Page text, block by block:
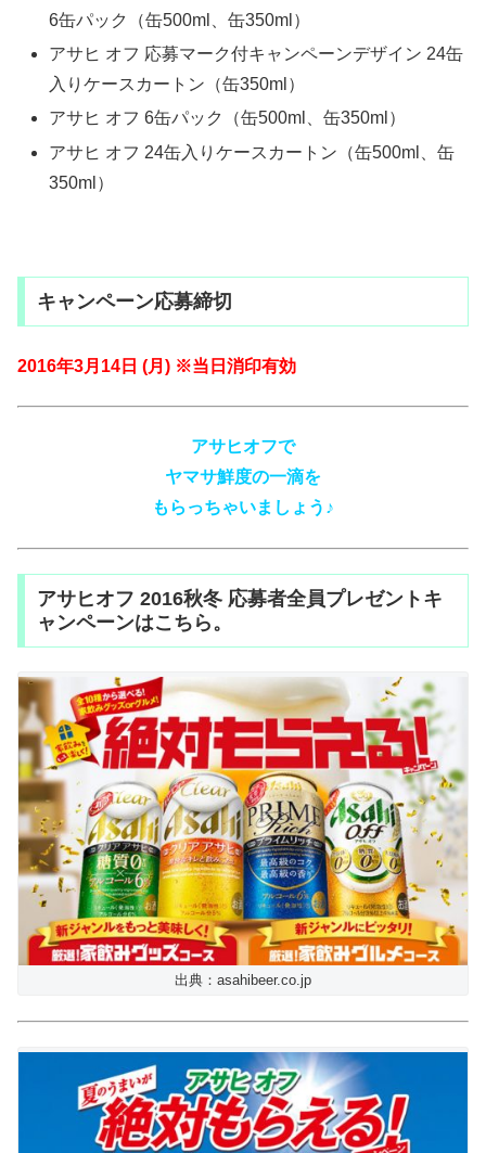
6缶パック（缶500ml、缶350ml）
アサヒ オフ 応募マーク付キャンペーンデザイン 24缶
入りケースカートン（缶350ml）
アサヒ オフ 6缶パック（缶500ml、缶350ml）
アサヒ オフ 24缶入りケースカートン（缶500ml、缶
350ml）
キャンペーン応募締切
2016年3月14日 (月) ※当日消印有効
アサヒオフで
ヤマサ鮮度の一滴を
もらっちゃいましょう♪
アサヒオフ 2016秋冬 応募者全員プレゼントキ
ャンペーンはこちら。
出典：asahibeer.co.jp